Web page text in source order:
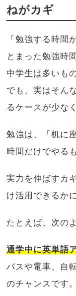
ねがカギ
「勉強する時間
とまった勉強時
中学生は多いも
でも、実はそん
るケースが少な
勉強は、「机に
時間だけでやる
実力を伸ばすカ
け活用できるか
たとえば、次の
通学中に英単語
バスや電車、自
のチャンスです。